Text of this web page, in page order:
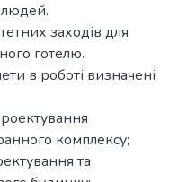
людей.
заходів для
готелю.
в роботі визначені
комплексу;
та